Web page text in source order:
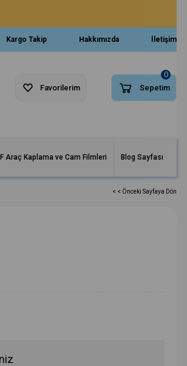
Kargo Takip Hakkımızda İletişim
Sepetim
0
Favorilerim
Araç Kaplama ve Cam Filmleri Blog Sayfası
< < Önceki Sayfaya Dön